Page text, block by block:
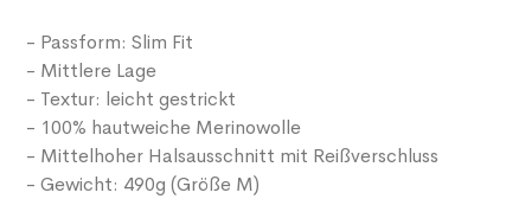
- Passform: Slim Fit
- Mittlere Lage
- Textur: leicht gestrickt
- 100% hautweiche Merinowolle
- Mittelhoher Halsausschnitt mit Reißverschluss
- Gewicht: 490g (Größe M)